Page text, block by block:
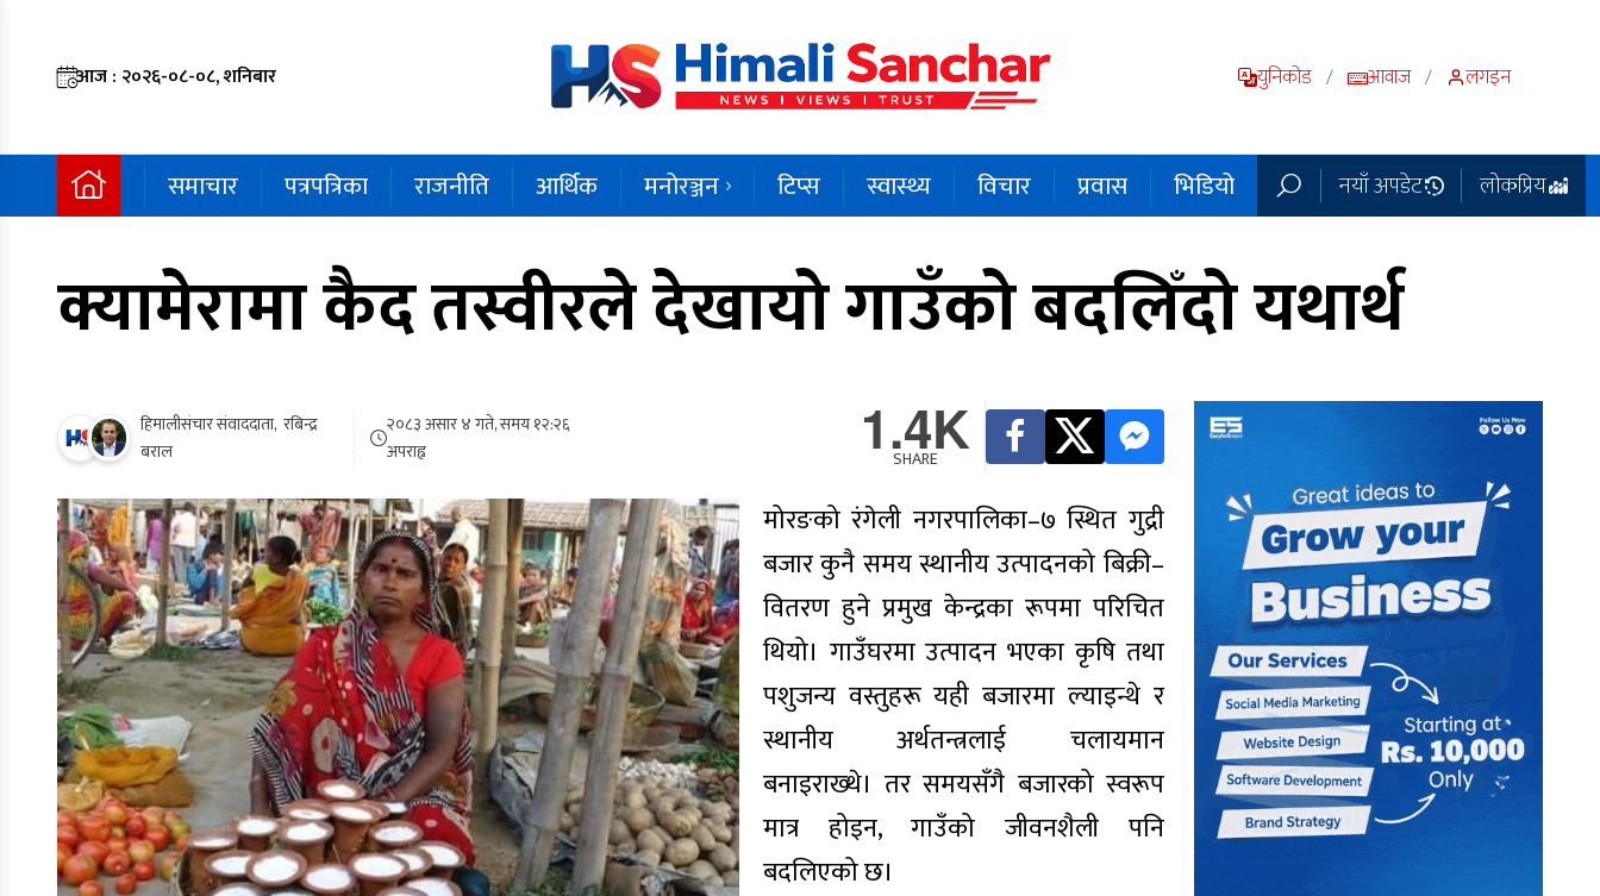
आज : २०२६-०८-०८, शनिबार युनिकोड / आवाज / लगइन
समाचार पत्रपत्रिका राजनीति आर्थिक मनोरञ्जन टिप्स स्वास्थ्य विचार प्रवास भिडियो नयाँ अपडेट लोकप्रिय
क्यामेरामा कैद तस्वीरले देखायो गाउँको बदलिँदो यथार्थ
हिमालीसंचार संवाददाता, रबिन्द्र
बराल
२०८३ असार ४ गते, समय १२:२६
अपराह्न
1.4K
SHARE
मोरङको रंगेली नगरपालिका–७ स्थित गुद्री
बजार कुनै समय स्थानीय उत्पादनको बिक्री–
वितरण हुने प्रमुख केन्द्रका रूपमा परिचित
थियो। गाउँघरमा उत्पादन भएका कृषि तथा
पशुजन्य वस्तुहरू यही बजारमा ल्याइन्थे र
स्थानीय अर्थतन्त्रलाई चलायमान
बनाइराख्थे। तर समयसँगै बजारको स्वरूप
मात्र होइन, गाउँको जीवनशैली पनि
बदलिएको छ।